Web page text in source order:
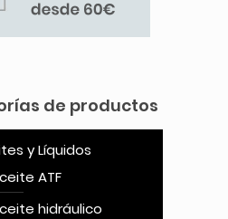
de productos
y Líquidos
ATF
hidráulico